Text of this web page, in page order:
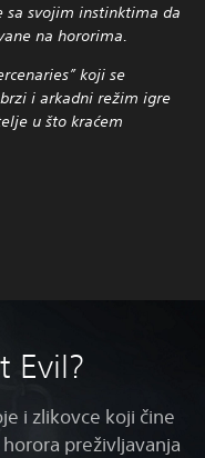
sa svojim instinktima da
na hororima.
koji se
i arkadni režim igre
u što kraćem
Evil?
i zlikovce koji čine
preživljavanja